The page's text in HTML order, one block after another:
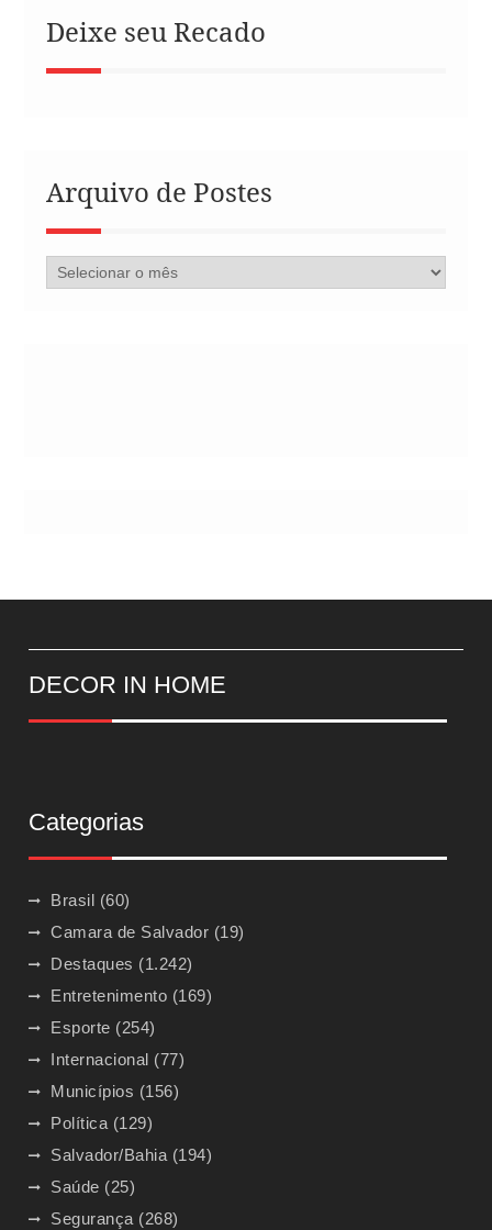
Deixe seu Recado
Arquivo de Postes
Arquivo
de
DECOR IN HOME
Categorias
Brasil (60)
Camara de Salvador (19)
Destaques (1.242)
Entretenimento (169)
Esporte (254)
Internacional (77)
Municípios (156)
Política (129)
Salvador/Bahia (194)
Saúde (25)
Segurança (268)